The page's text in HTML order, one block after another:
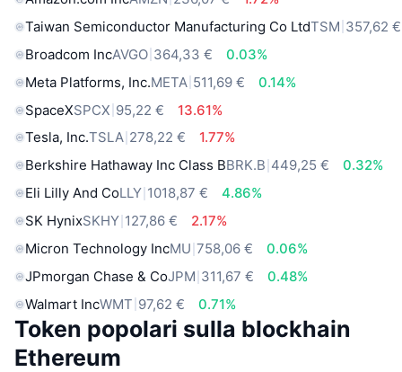
Taiwan Semiconductor Manufacturing Co LtdTSM 357,62 €
Broadcom IncAVGO 364,33 €
0.03%
Meta Platforms, Inc.META 511,69 €
0.14%
SpaceXSPCX 95,22 €
13.61%
Tesla, Inc.TSLA 278,22 €
1.77%
Berkshire Hathaway Inc Class BBRK.B 449,25 €
0.32%
Eli Lilly And CoLLY 1018,87 €
4.86%
SK HynixSKHY 127,86 €
2.17%
Micron Technology IncMU 758,06 €
0.06%
JPmorgan Chase & CoJPM 311,67 €
0.48%
Walmart IncWMT 97,62 € 0.71%
Token popolari sulla blockhain
Ethereum